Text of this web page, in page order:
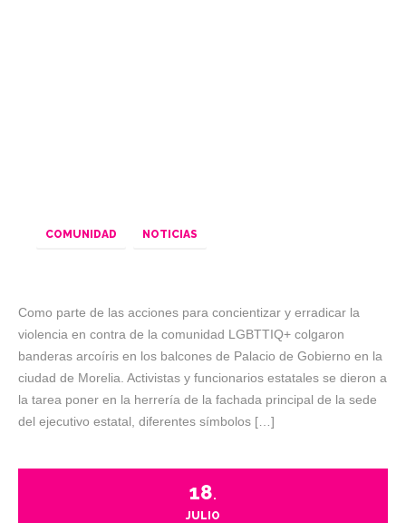
COMUNIDAD NOTICIAS
Como parte de las acciones para concientizar y erradicar la
violencia en contra de la comunidad LGBTTIQ+ colgaron
banderas arcoíris en los balcones de Palacio de Gobierno en la
ciudad de Morelia. Activistas y funcionarios estatales se dieron a
la tarea poner en la herrería de la fachada principal de la sede
del ejecutivo estatal, diferentes símbolos […]
18.
JULIO